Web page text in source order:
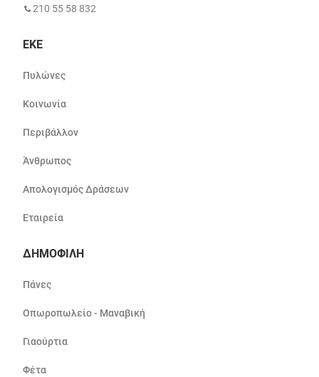
210 55 58 832
ΕΚΕ
Πυλώνες
Κοινωνία
Περιβάλλον
Άνθρωπος
Απολογισμός Δράσεων
Εταιρεία
ΔΗΜΟΦΙΛΗ
Πάνες
Οπωροπωλείο - Μαναβική
Γιαούρτια
Φέτα